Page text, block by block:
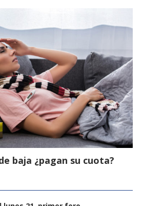
baja ¿pagan su cuota?